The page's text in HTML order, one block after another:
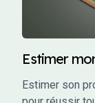
Estimer
Estimer son